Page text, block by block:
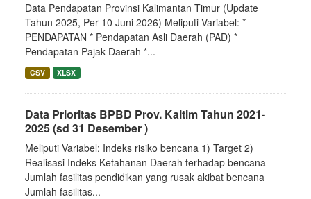
Data Pendapatan Provinsi Kalimantan Timur (Update
Tahun 2025, Per 10 Juni 2026) Meliputi Variabel: *
PENDAPATAN * Pendapatan Asli Daerah (PAD) *
Pendapatan Pajak Daerah *...
CSV XLSX
Data Prioritas BPBD Prov. Kaltim Tahun 2021-
2025 (sd 31 Desember )
Meliputi Variabel: Indeks risiko bencana 1) Target 2)
Realisasi Indeks Ketahanan Daerah terhadap bencana
Jumlah fasilitas pendidikan yang rusak akibat bencana
Jumlah fasilitas...